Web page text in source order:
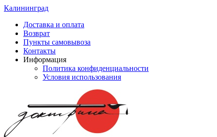
Калининград
Доставка и оплата
Возврат
Пункты самовывоза
Контакты
Информация
Политика конфиденциальности
Условия использования